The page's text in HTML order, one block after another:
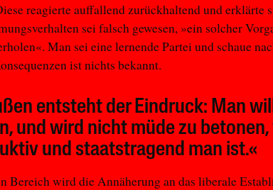
reagierte auffallend zurückhaltend und erklärte
sei falsch gewesen, »ein solcher
Man sei eine lernende Partei und schaue
ist nichts bekannt.
entsteht der Eindruck: Man will
und wird nicht müde zu betonen,
und staatstragend man ist.«
Bereich wird die Annäherung an das liberale